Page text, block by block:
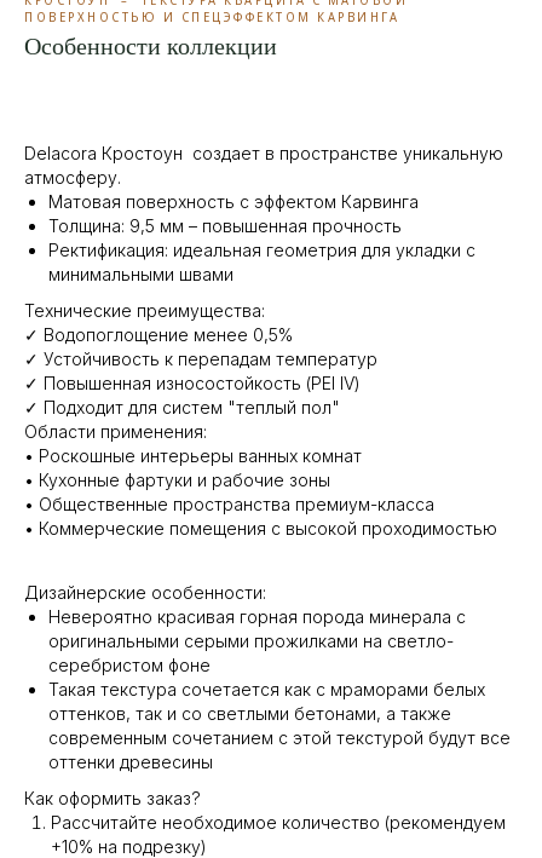
ПОВЕРХНОСТЬЮ И СПЕЦЭФФЕКТОМ КАРВИНГА
Особенности коллекции
Delacora Кростоун создает в пространстве уникальную
атмосферу.
Матовая поверхность с эффектом Карвинга
Толщина: 9,5 мм – повышенная прочность
Ректификация: идеальная геометрия для укладки с
минимальными швами
Технические преимущества:
✓ Водопоглощение менее 0,5%
✓ Устойчивость к перепадам температур
✓ Повышенная износостойкость (PEI IV)
✓ Подходит для систем "теплый пол"
Области применения:
• Роскошные интерьеры ванных комнат
• Кухонные фартуки и рабочие зоны
• Общественные пространства премиум-класса
• Коммерческие помещения с высокой проходимостью
Дизайнерские особенности:
Невероятно красивая горная порода минерала с
оригинальными серыми прожилками на светло-
серебристом фоне
Такая текстура сочетается как с мраморами белых
оттенков, так и со светлыми бетонами, а также
современным сочетанием с этой текстурой будут все
оттенки древесины
Как оформить заказ?
Рассчитайте необходимое количество (рекомендуем
+10% на подрезку)